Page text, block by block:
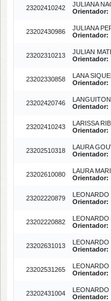
23202410242
JULIANA
Orientador:
23202430986
JULIANA
Orientador:
23202310213
JULIAN
Orientador:
23202330858
LANA
Orientador:
23202420746
Orientador:
23202410243
LARISSA
Orientador:
23202510318
LAURA
Orientador:
23202610080
LAURA
Orientador:
23202220879
LEONARDO
Orientador:
23202220882
Orientador:
23202631013
Orientador:
23202531265
Orientador:
23202431004
Orientador: